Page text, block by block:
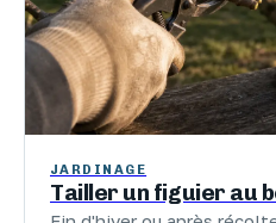
JARDINAGE
Tailler un figuier au